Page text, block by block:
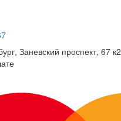
​Заневский проспект, 67 к2